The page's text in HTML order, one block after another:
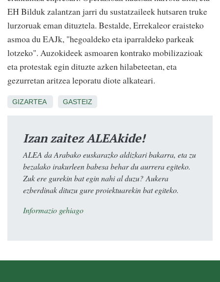
EH Bilduk zalantzan jarri du sustatzaileek hutsaren truke
lurzoruak eman dituztela. Bestalde, Errekaleor eraisteko
asmoa du EAJk, "hegoaldeko eta iparraldeko parkeak
lotzeko". Auzokideek asmoaren kontrako mobilizazioak
eta protestak egin dituzte azken hilabeteetan, eta
gezurretan aritzea leporatu diote alkateari.
GIZARTEA GASTEIZ
Izan zaitez ALEAkide!
ALEA da Arabako euskarazko aldizkari bakarra, eta zu
bezalako irakurleen babesa behar du aurrera egiteko.
Zuk ere gurekin bat egin nahi al duzu? Aukera
ezberdinak dituzu gure proiektuarekin bat egiteko.
Informazio gehiago